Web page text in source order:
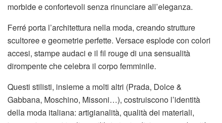
morbide e confortevoli senza rinunciare all’eleganza.
Ferré porta l’architettura nella moda, creando strutture
scultoree e geometrie perfette. Versace esplode con colori
accesi, stampe audaci e il fil rouge di una sensualità
dirompente che celebra il corpo femminile.
Questi stilisti, insieme a molti altri (Prada, Dolce &
Gabbana, Moschino, Missoni…), costruiscono l’identità
della moda italiana: artigianalità, qualità dei materiali,